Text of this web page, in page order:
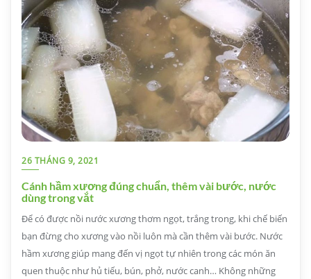
26 THÁNG 9, 2021
Cánh hầm xương đúng chuẩn, thêm vài bước, nước
dùng trong vắt
Để có được nồi nước xương thơm ngọt, trắng trong, khi chế biến
bạn đừng cho xương vào nồi luôn mà cần thêm vài bước. Nước
hầm xương giúp mang đến vị ngọt tự nhiên trong các món ăn
quen thuộc như hủ tiếu, bún, phở, nước canh… Không những